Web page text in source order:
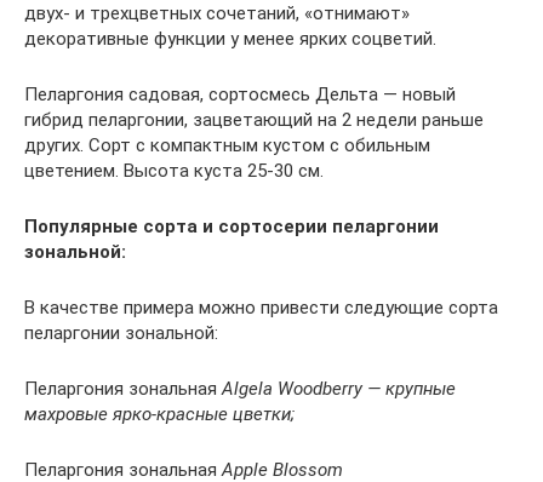
двух- и трехцветных сочетаний, «отнимают»
декоративные функции у менее ярких соцветий.
Пеларгония садовая, сортосмесь Дельта — новый
гибрид пеларгонии, зацветающий на 2 недели раньше
других. Сорт с компактным кустом с обильным
цветением. Высота куста 25-30 см.
Популярные сорта и сортосерии пеларгонии
зональной:
В качестве примера можно привести следующие сорта
пеларгонии зональной:
Пеларгония зональнаяAlgela Woodberry — крупные
махровые ярко-красные цветки;
Пеларгония зональнаяApple Blossom